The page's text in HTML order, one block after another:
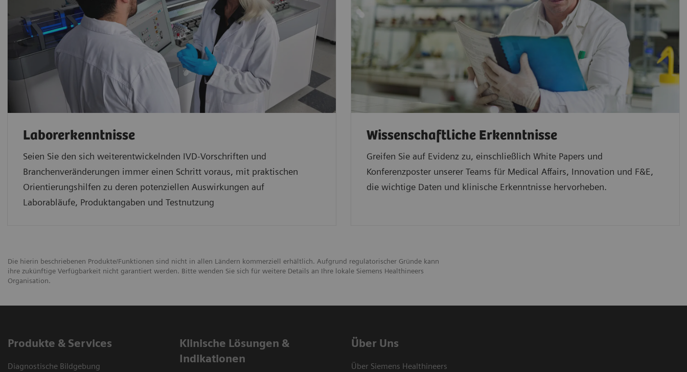
Laborerkenntnisse
Seien Sie den sich weiterentwickelnden IVD-Vorschriften und
Branchenveränderungen immer einen Schritt voraus, mit praktischen
Orientierungshilfen zu deren potenziellen Auswirkungen auf
Laborabläufe, Produktangaben und Testnutzung
Wissenschaftliche Erkenntnisse
Greifen Sie auf Evidenz zu, einschließlich White Papers und
Konferenzposter unserer Teams für Medical Affairs, Innovation und F&E,
die wichtige Daten und klinische Erkenntnisse hervorheben.
Die hierin beschriebenen Produkte/Funktionen sind nicht in allen Ländern kommerziell erhältlich. Aufgrund regulatorischer Gründe kann
ihre zukünftige Verfügbarkeit nicht garantiert werden. Bitte wenden Sie sich für weitere Details an Ihre lokale Siemens Healthineers
Organisation.
Produkte & Services
Diagnostische Bildgebung
Klinische Lösungen &
Indikationen
Über Uns
Über Siemens Healthineers